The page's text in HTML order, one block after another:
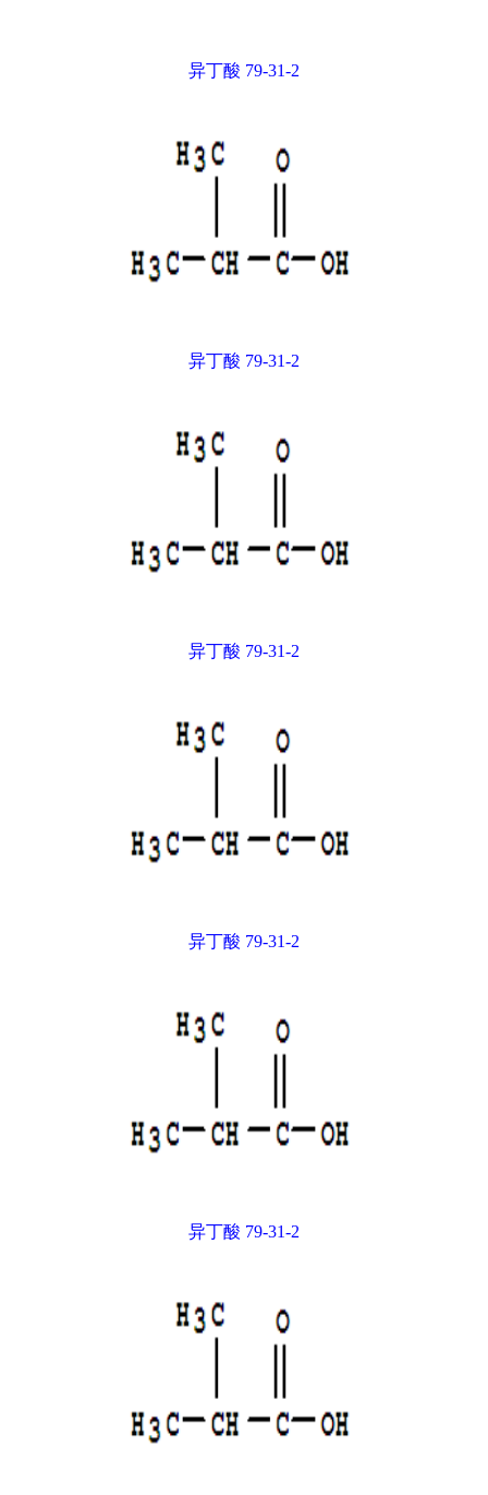
异丁酸 79-31-2
异丁酸 79-31-2
异丁酸 79-31-2
异丁酸 79-31-2
异丁酸 79-31-2